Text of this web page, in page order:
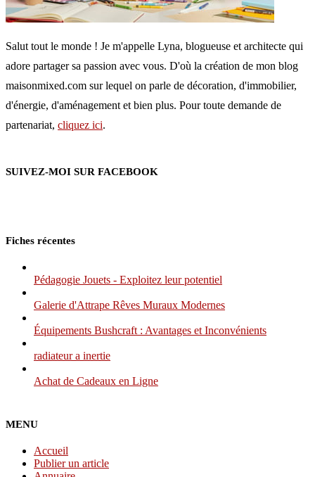
Salut tout le monde ! Je m'appelle Lyna, blogueuse et architecte qui
adore partager sa passion avec vous. D'où la création de mon blog
maisonmixed.com sur lequel on parle de décoration, d'immobilier,
d'énergie, d'aménagement et bien plus. Pour toute demande de
partenariat, cliquez ici.
SUIVEZ-MOI SUR FACEBOOK
Fiches récentes
Pédagogie Jouets - Exploitez leur potentiel
Galerie d'Attrape Rêves Muraux Modernes
Équipements Bushcraft : Avantages et Inconvénients
radiateur a inertie
Achat de Cadeaux en Ligne
MENU
Accueil
Publier un article